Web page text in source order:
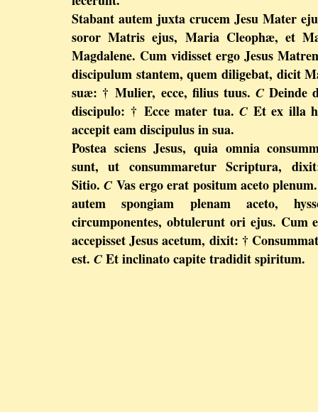
Stabant autem juxta crucem Jesu Mater
soror Matris ejus, Maria Cleophæ, et
Magdalene. Cum vidisset ergo Jesus
discipulum stantem, quem diligebat, dicit
suæ: † Mulier, ecce, filius tuus.C Deinde
discipulo: † Ecce mater tua.C Et ex illa
accepit eam discipulus in sua.
Postea sciens Jesus, quia omnia
sunt, ut consummaretur Scriptura,
Sitio.C Vas ergo erat positum aceto
autem spongiam plenam aceto,
circumponentes, obtulerunt ori ejus. Cum
accepisset Jesus acetum, dixit: †
est. C Et inclinato capite tradidit spiritum.